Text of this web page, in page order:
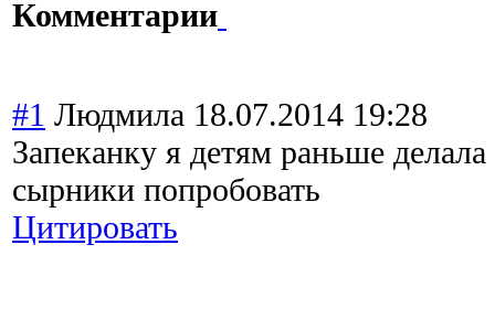
Комментарии
#1 Людмила 18.07.2014 19:28
Запеканку я детям раньше
сырники попробовать
Цитировать